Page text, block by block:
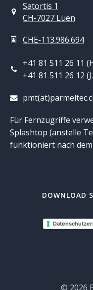
Satortis 1
CH-7027 Lüen
CHE-113.986.694
+41 81 511 26 11
+41 81 511 26 12
Für Fernzugriffe
Splashtop (anstelle
funktioniert nach
DOWNLOAD
© 2026